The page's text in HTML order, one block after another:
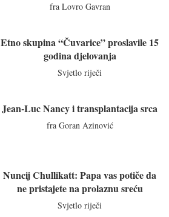
fra Lovro Gavran
Etno skupina “Čuvarice” proslavile 15
godina djelovanja
Svjetlo riječi
Jean-Luc Nancy i transplantacija srca
fra Goran Azinović
Nuncij Chullikatt: Papa vas potiče da
ne pristajete na prolaznu sreću
Svjetlo riječi